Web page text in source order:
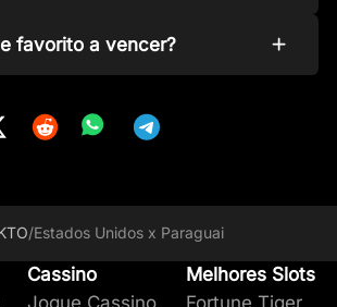
favorito a vencer?
/Estados Unidos x Paraguai
Cassino
Melhores Slots